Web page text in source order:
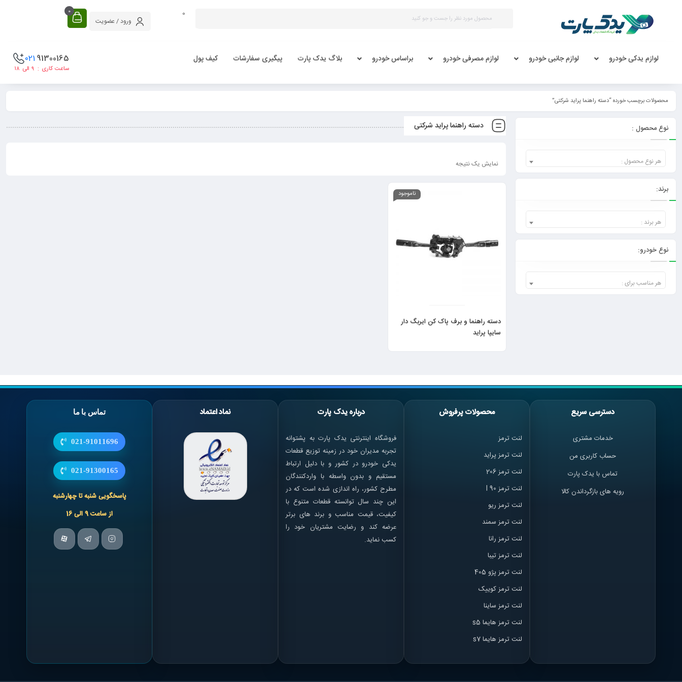
0
ورود / عضویت
0
لوازم یدکی خودرو لوازم جانبی خودرو لوازم مصرفی خودرو براساس خودرو بلاگ یدک پارت پیگیری سفارشات کیف پول 91300165
021
ساعت کاری : ۹ الی ۱۸
محصولات برچسب خورده “دسته راهنما پراید شرکتی”
دسته راهنما پراید شرکتی
نمایش یک نتیجه
ناموجود
دسته راهنما و برف پاک کن ایربگ دار
سایپا پراید
نوع محصول :
هر نوع محصول :
برند:
هر برند :
نوع خودرو:
هر مناسب برای :
دسترسی سریع
خدمات مشتری
حساب کاربری من
تماس با یدک پارت
رویه های بازگرداندن کالا
محصولات پرفروش
لنت ترمز
لنت ترمز پراید
لنت ترمز 206
لنت ترمز l 90
لنت ترمز ریو
لنت ترمز سمند
لنت ترمز رانا
لنت ترمز تیبا
لنت ترمز پژو 405
لنت ترمز کوییک
لنت ترمز ساینا
لنت ترمز هایما s5
لنت ترمز هایما s7
درباره یدک پارت
فروشگاه اینترنتی یدک پارت به پشتوانه
تجربه مدیران خود در زمینه توزیع قطعات
یدکی خودرو در کشور و با دلیل ارتباط
مستقیم و بدون واسطه با واردکنندگان
مطرح کشور، راه اندازی شده است که در
این چند سال توانسته قطعات متنوع با
کیفیت، قیمت مناسب و برند های برتر
عرضه کند و رضایت مشتریان خود را
کسب نماید.
نماد اعتماد تماس با ما
021-91011696
021-91300165
پاسخگویی شنبه تا چهارشنبه
از ساعت 9 الی 16